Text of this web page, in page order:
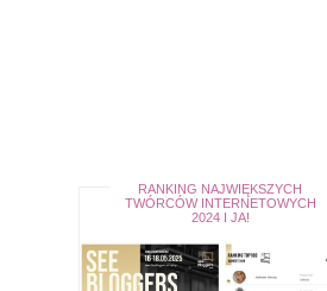
RANKING NAJWIĘKSZYCH
TWÓRCÓW INTERNETOWYCH
2024 I JA!